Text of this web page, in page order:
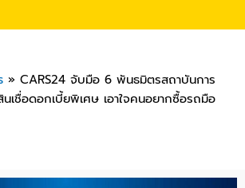
» CARS24 จับมือ 6 พันธมิตรสถาบันการ
เชื่อดอกเบี้ยพิเศษ เอาใจคนอยากซื้อรถมือ